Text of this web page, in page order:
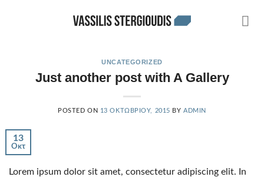
UNCATEGORIZED
Just another post with A Gallery
POSTED ON 13 ΟΚΤΩΒΡΊΟΥ, 2015 BYADMIN
13
Οκτ
Lorem ipsum dolor sit amet, consectetur adipiscing elit. In